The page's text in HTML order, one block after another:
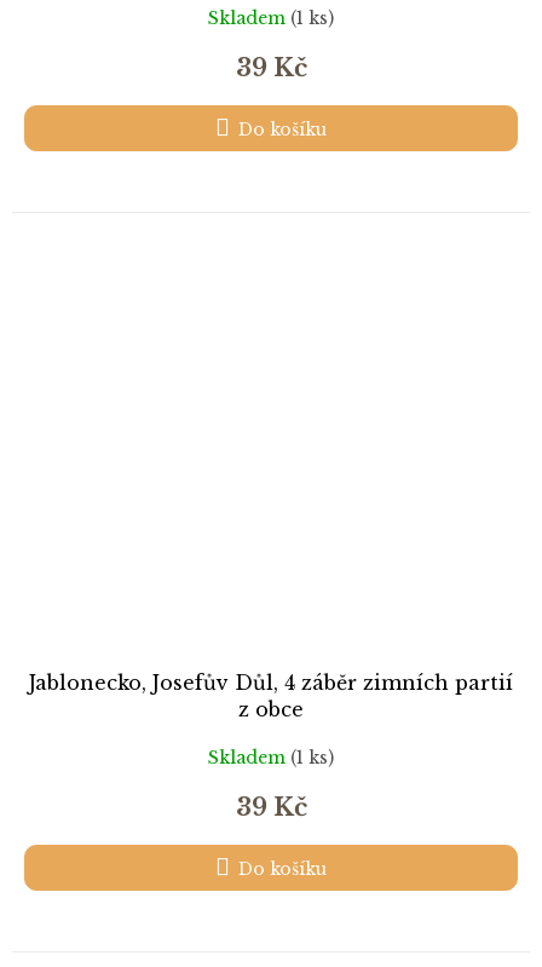
Skladem (1 ks)
39 Kč
Do košíku
Jablonecko, Josefův Důl, 4 záběr zimních partií
z obce
Skladem (1 ks)
39 Kč
Do košíku